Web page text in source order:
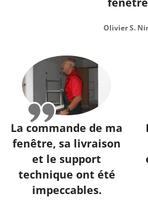
Olivier S.
La commande de ma
fenêtre, sa livraison
et le support
technique ont été
impeccables.